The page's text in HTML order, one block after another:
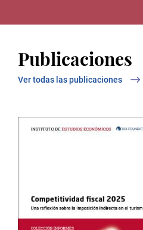
Publicaciones
Ver todas las publicaciones